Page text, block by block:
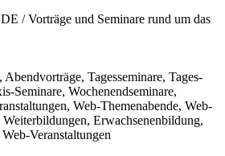
/ Vorträge und Seminare rund um das
Tagesseminare, Tages-
Seminare, Wochenendseminare,
Web-Themenabende, Web-
Erwachsenenbildung,
Veranstaltungen